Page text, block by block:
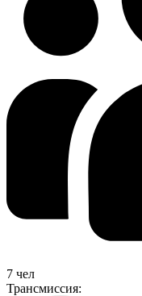
7 чел
Трансмиссия: